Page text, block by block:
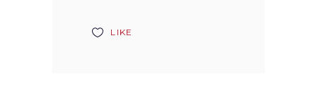
LIKE